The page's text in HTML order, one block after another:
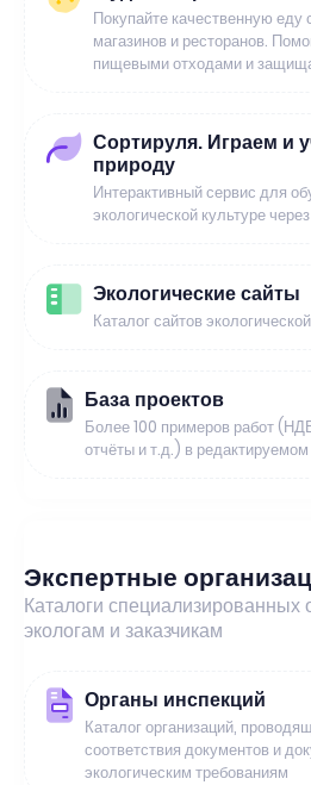
Покупайте качественную еду
магазинов и ресторанов.
пищевыми отходами и
Сортируля. Играем и
природу
Интерактивный сервис для
экологической культуре
Экологические сайты
Каталог сайтов
База проектов
Более 100 примеров работ
отчёты и т.д.) в
Экспертные
Каталоги
экологам и заказчикам
Органы инспекций
Каталог организаций,
соответствия документов и
экологическим требованиям